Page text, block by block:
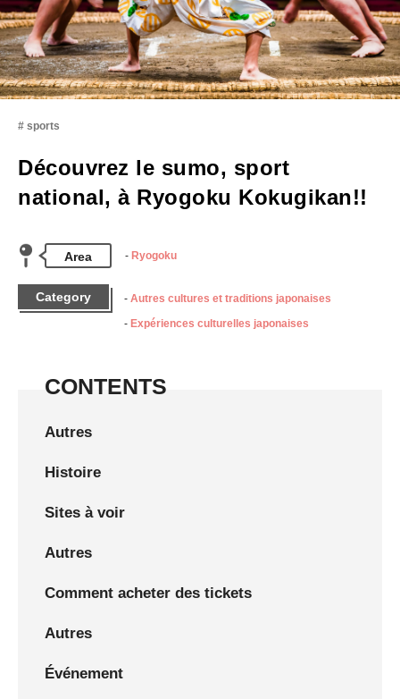
sports
Découvrez le sumo, sport
national, à Ryogoku Kokugikan!!
Area Ryogoku
Category
Autres cultures et traditions japonaises
Expériences culturelles japonaises
CONTENTS
Autres
Histoire
Sites à voir
Autres
Comment acheter des tickets
Autres
Événement